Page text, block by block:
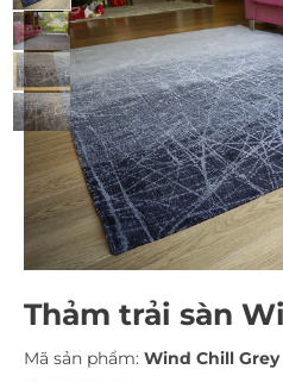
Thảm trải sàn
Mã sản phẩm: Wind Chill Grey